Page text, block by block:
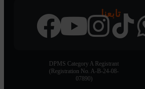
تابعنا
DPMS Category A Registrant
(Registration No. A-B-24-08-
07890)